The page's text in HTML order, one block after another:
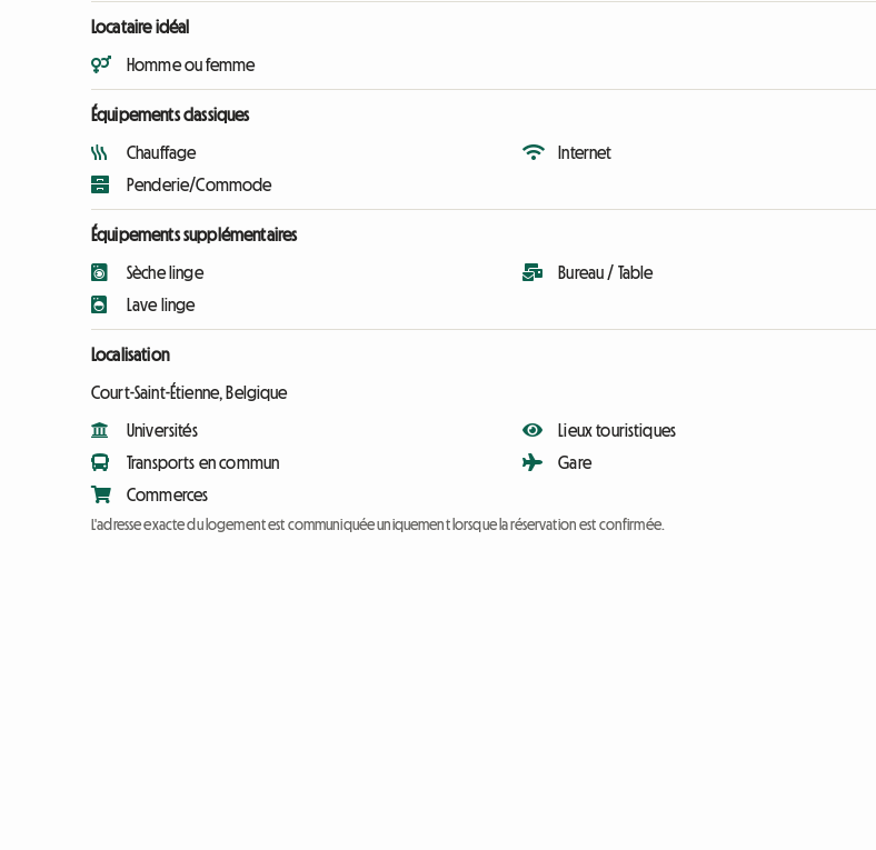
Locataire idéal
Homme ou femme
Équipements classiques
Chauffage
Penderie/Commode
Internet
Équipements supplémentaires
Sèche linge
Lave linge
Bureau / Table
Localisation
Court-Saint-Étienne, Belgique
Universités
Transports en commun
Commerces
Lieux touristiques
Gare
L'adresse exacte du logement est communiquée uniquement lorsque la réservation est confirmée.